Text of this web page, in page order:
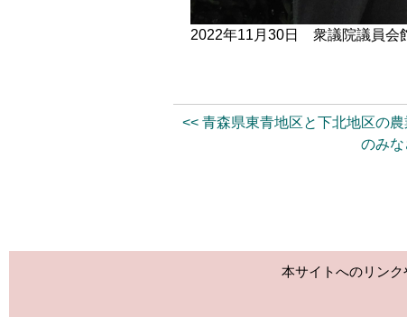
2022年11月30日 衆議院議員会
<< 青森県東青地区と下北地区の
のみ
本サイトへのリン